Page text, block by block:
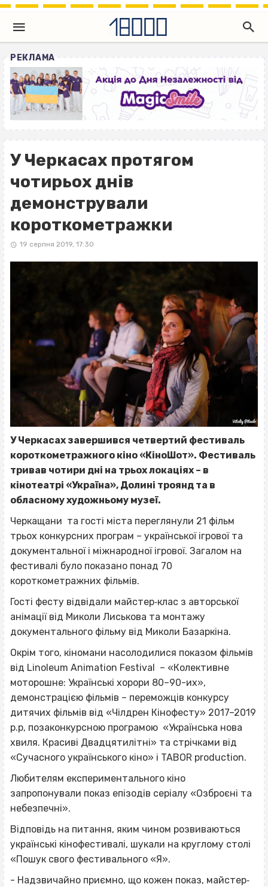
РЕКЛАМА
У Черкасах протягом
чотирьох днів
демонстрували
короткометражки
19 серпня 2019, 17:30
У Черкасах завершився четвертий фестиваль
короткометражного кіно «КіноШот». Фестиваль
тривав чотири дні на трьох локаціях – в
кінотеатрі «Україна», Долині троянд та в
обласному художньому музеї.
Черкащани та гості міста переглянули 21 фільм
трьох конкурсних програм – української ігрової та
документальної і міжнародної ігрової. Загалом на
фестивалі було показано понад 70
короткометражних фільмів.
Гості фесту відвідали майстер‐клас з авторської
анімації від Миколи Лиськова та монтажу
документального фільму від Миколи Базаркіна.
Окрім того, кіномани насолодилися показом фільмів
від Linoleum Animation Festival – «Колективне
моторошне: Українські хорори 80–90-их»,
демонстрацією фільмів – переможців конкурсу
дитячих фільмів від «Чілдрен Кінофесту» 2017–2019
р.р, позаконкурсною програмою «Українська нова
хвиля. Красиві Двадцятилітні» та стрічками від
«Сучасного українського кіно» і TABOR production.
Любителям експериментального кіно
запропонували показ епізодів серіалу «Озброєні та
небезпечні».
Відповідь на питання, яким чином розвиваються
українські кінофестивалі, шукали на круглому столі
«Пошук свого фестивального «Я».
- Надзвичайно приємно, що кожен показ, майстер‐